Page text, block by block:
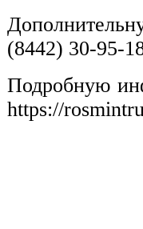
(8442) 30-95-
Подробную
https://